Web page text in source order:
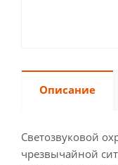
Описание
Светозвуковой
чрезвычайной